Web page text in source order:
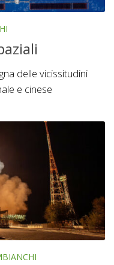
delle vicissitudini
e cinese